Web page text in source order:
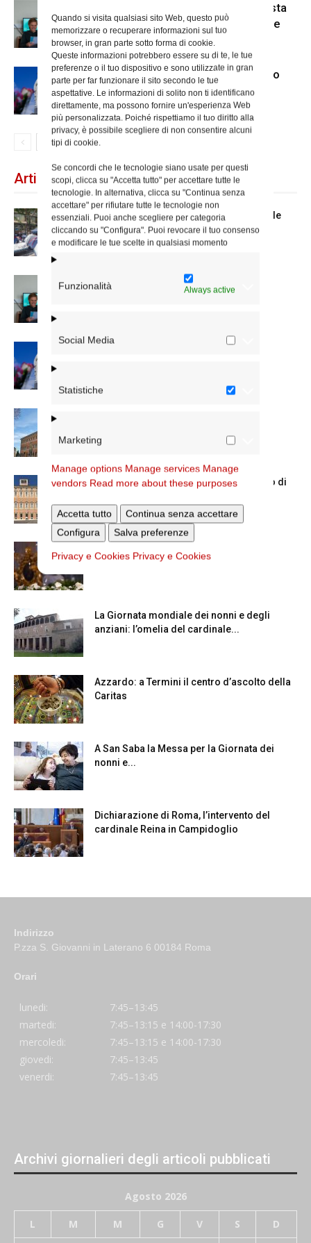
Quando si visita qualsiasi sito Web, questo può
memorizzare o recuperare informazioni sul tuo
browser, in gran parte sotto forma di cookie.
Queste informazioni potrebbero essere su di te, le tue
preferenze o il tuo dispositivo e sono utilizzate in gran
parte per far funzionare il sito secondo le tue
aspettative. Le informazioni di solito non ti identificano
direttamente, ma possono fornire un'esperienza Web
più personalizzata. Poiché rispettiamo il tuo diritto alla
privacy, è possibile scegliere di non consentire alcuni
tipi di cookie.
Se concordi che le tecnologie siano usate per questi
scopi, clicca su "Accetta tutto" per accettare tutte le
tecnologie. In alternativa, clicca su "Continua senza
accettare" per rifiutare tutte le tecnologie non
essenziali. Puoi anche scegliere per categoria
cliccando su "Configura". Puoi revocare il tuo consenso
e modificare le tue scelte in qualsiasi momento
Funzionalità Always active
Social Media
Statistiche
Marketing
Manage options Manage services Manage
vendors Read more about these purposes
Accetta tutto
Continua senza accettare
Configura
Salva preferenze
Privacy e Cookies Privacy e Cookies
Scienze Applicate, la nuova proposta
dell’Istituto Paritario Sant’Apollinare
Dal 28 al 31 agosto il pellegrinaggio
diocesano a Lourdes
Articoli recenti
Spin Time: la dichiarazione del cardinale
vicario
Scienze Applicate, la nuova proposta
dell’Istituto Paritario Sant’Apollinare
Dal 28 al 31 agosto il pellegrinaggio
Chiusura estiva degli Uffici del Vicariato di
Maggiore
La Giornata mondiale dei nonni e degli
anziani: l’omelia del cardinale...
Azzardo: a Termini il centro d’ascolto della
Caritas
A San Saba la Messa per la Giornata dei
nonni e...
Dichiarazione di Roma, l’intervento del
cardinale Reina in Campidoglio
Indirizzo
P.zza S. Giovanni in Laterano 6 00184 Roma
Orari
lunedi:
7:45–13:45
martedi:
7:45–13:15 e 14:00-17:30
mercoledi:
7:45–13:15 e 14:00-17:30
giovedi:
7:45–13:45
venerdi:
7:45–13:45
Archivi giornalieri degli articoli pubblicati
Agosto 2026
L M M G V S D